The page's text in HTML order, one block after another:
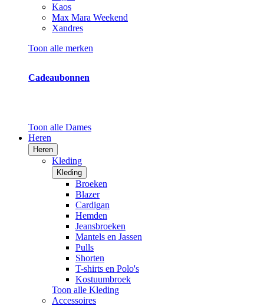
Kaos
Max Mara Weekend
Xandres
Toon alle merken
Cadeaubonnen
Toon alle Dames
Heren
Heren
Kleding
Kleding
Broeken
Blazer
Cardigan
Hemden
Jeansbroeken
Mantels en Jassen
Pulls
Shorten
T-shirts en Polo's
Kostuumbroek
Toon alle Kleding
Accessoires